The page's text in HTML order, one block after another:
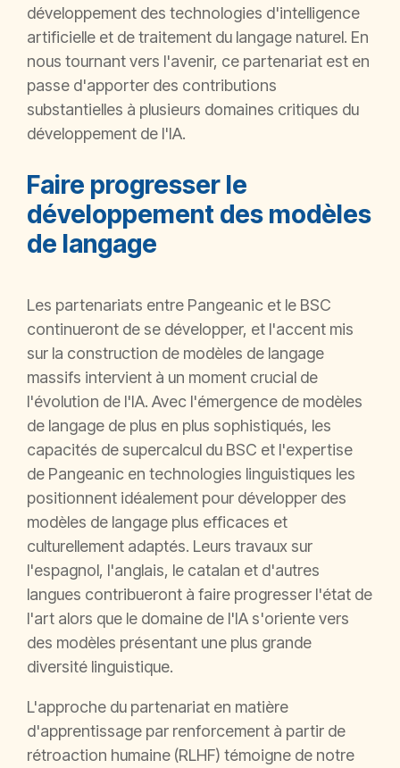
développement des technologies d'intelligence
artificielle et de traitement du langage naturel. En
nous tournant vers l'avenir, ce partenariat est en
passe d'apporter des contributions
substantielles à plusieurs domaines critiques du
développement de l'IA.
Faire progresser le
développement des modèles
de langage
Les partenariats entre Pangeanic et le BSC
continueront de se développer, et l'accent mis
sur la construction de modèles de langage
massifs intervient à un moment crucial de
l'évolution de l'IA. Avec l'émergence de modèles
de langage de plus en plus sophistiqués, les
capacités de supercalcul du BSC et l'expertise
de Pangeanic en technologies linguistiques les
positionnent idéalement pour développer des
modèles de langage plus efficaces et
culturellement adaptés. Leurs travaux sur
l'espagnol, l'anglais, le catalan et d'autres
langues contribueront à faire progresser l'état de
l'art alors que le domaine de l'IA s'oriente vers
des modèles présentant une plus grande
diversité linguistique.
L'approche du partenariat en matière
d'apprentissage par renforcement à partir de
rétroaction humaine (RLHF) témoigne de notre